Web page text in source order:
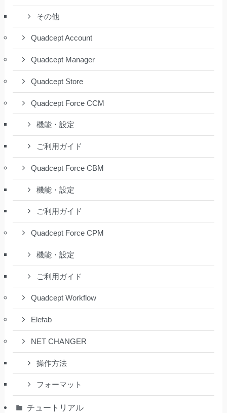
その他
Quadcept Account
Quadcept Manager
Quadcept Store
Quadcept Force CCM
機能・設定
ご利用ガイド
Quadcept Force CBM
機能・設定
ご利用ガイド
Quadcept Force CPM
機能・設定
ご利用ガイド
Quadcept Workflow
Elefab
NET CHANGER
操作方法
フォーマット
チュートリアル